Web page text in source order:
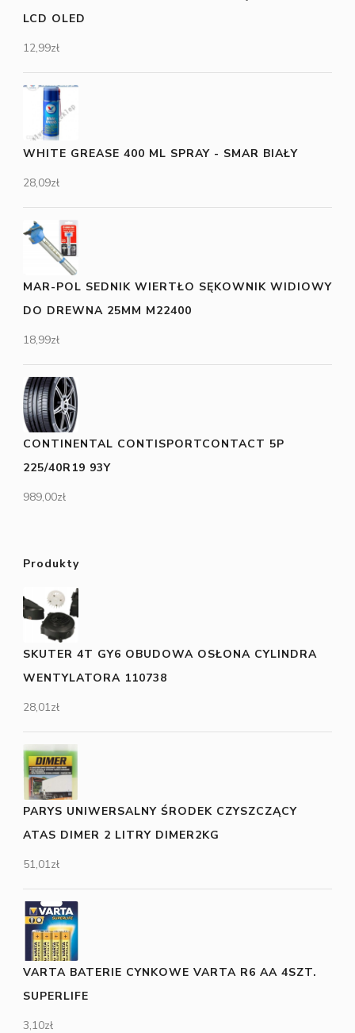
LCD OLED
12,99zł
WHITE GREASE 400 ML SPRAY - SMAR BIAŁY
28,09zł
MAR-POL SEDNIK WIERTŁO SĘKOWNIK WIDIOWY
DO DREWNA 25MM M22400
18,99zł
CONTINENTAL CONTISPORTCONTACT 5P
225/40R19 93Y
989,00zł
Produkty
SKUTER 4T GY6 OBUDOWA OSŁONA CYLINDRA
WENTYLATORA 110738
28,01zł
PARYS UNIWERSALNY ŚRODEK CZYSZCZĄCY
ATAS DIMER 2 LITRY DIMER2KG
51,01zł
VARTA BATERIE CYNKOWE VARTA R6 AA 4SZT.
SUPERLIFE
3,10zł